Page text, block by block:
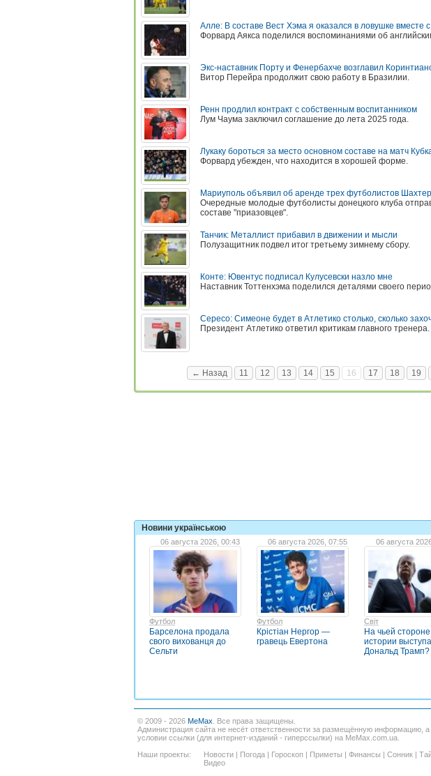
Алле: В составе Вест Хэма я оказался в ловушке вместе
Форвард Аякса поделился воспоминаниями об
Экс-наставник Порту и Фенербахче возглавил
Витор Перейра продолжит свою работу в Бразилии.
Ренн продлил контракт с собственным воспитанником
Лум Чаума заключил соглашение до лета 2025 года.
Лукаку бороться за место основном составе на матч
Форвард убежден, что находится в хорошей форме.
Мариуполь объявил об аренде трех футболистов
Очередные молодые футболисты донецкого клуба
составе "приазовцев".
Танчик: Металлист прибавил в движении и мысли
Полузащитник подвел итог третьему зимнему сбору.
Конте: Ювентус подписал Кулусевски назло мне
Наставник Тоттенхэма поделился деталями своего
Сересо: Симеоне будет в Атлетико столько, сколько
Президент Атлетико ответил критикам главного тренера.
← Назад 11 12 13 14 15 16 17 18 19
Новини українською
06 августа 2026, 00:43
Футбол
Барселона продала
свого вихованця до
Сельти
06 августа 2026, 07:55
Футбол
Крістіан Нергор —
гравець Евертона
06 августа
Світ
На чьей стороне
истории
Дональд Трамп?
© 2009 - 2026 MeMax . Все права защищены.
Администрация сайта не несёт ответственности за размещённую информацию,
условии ссылки (для интернет-изданий - гиперссылки) на MeMax.com.ua.
Наши проекты:
Новости | Погода | Гороскоп | Приметы | Финансы | Сонник |
Видео